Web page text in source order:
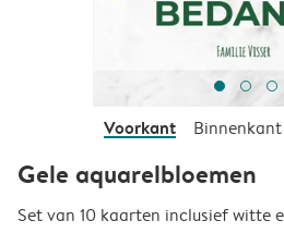
Voorkant Binnenkant
Gele aquarelbloemen
Set van 10 kaarten inclusief witte